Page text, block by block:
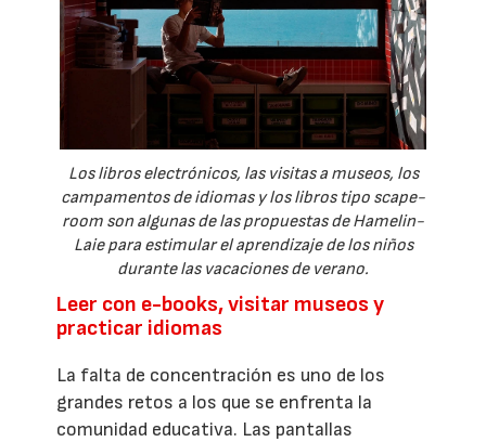
Los libros electrónicos, las visitas a museos, los
campamentos de idiomas y los libros tipo scape-
room son algunas de las propuestas de Hamelin-
Laie para estimular el aprendizaje de los niños
durante las vacaciones de verano.
Leer con e-books, visitar museos y
practicar idiomas
La falta de concentración es uno de los
grandes retos a los que se enfrenta la
comunidad educativa. Las pantallas